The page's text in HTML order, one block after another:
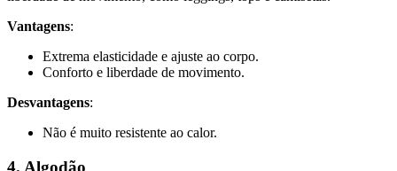
Vantagens:
Extrema elasticidade e ajuste ao corpo.
Conforto e liberdade de movimento.
Desvantagens:
Não é muito resistente ao calor.
4. Algodão